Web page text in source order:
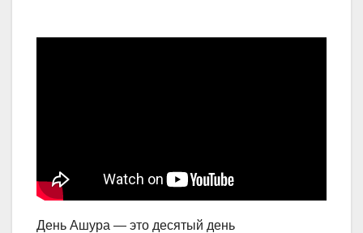
День Ашура — это десятый день